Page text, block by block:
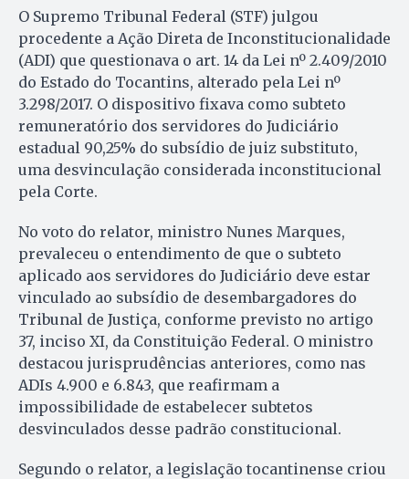
O Supremo Tribunal Federal (STF) julgou
procedente a Ação Direta de Inconstitucionalidade
(ADI) que questionava o art. 14 da Lei nº 2.409/2010
do Estado do Tocantins, alterado pela Lei nº
3.298/2017. O dispositivo fixava como subteto
remuneratório dos servidores do Judiciário
estadual 90,25% do subsídio de juiz substituto,
uma desvinculação considerada inconstitucional
pela Corte.
No voto do relator, ministro Nunes Marques,
prevaleceu o entendimento de que o subteto
aplicado aos servidores do Judiciário deve estar
vinculado ao subsídio de desembargadores do
Tribunal de Justiça, conforme previsto no artigo
37, inciso XI, da Constituição Federal. O ministro
destacou jurisprudências anteriores, como nas
ADIs 4.900 e 6.843, que reafirmam a
impossibilidade de estabelecer subtetos
desvinculados desse padrão constitucional.
Segundo o relator, a legislação tocantinense criou